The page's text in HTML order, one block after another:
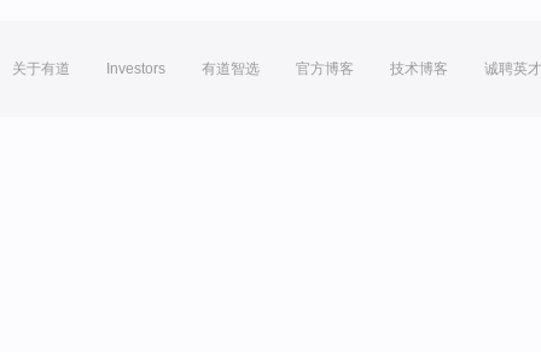
关于有道 Investors 有道智选 官方博客 技术博客 诚聘英才